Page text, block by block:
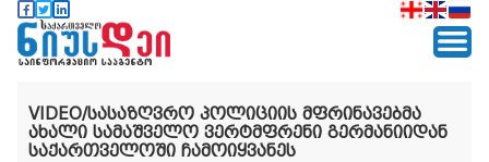
VIDEO/სასაზღვრო პოლიციის მფრინავებმა
ახალი სამაშველო ვერტმფრენი გერმანიიდან
საქართველოში ჩამოიყვანეს